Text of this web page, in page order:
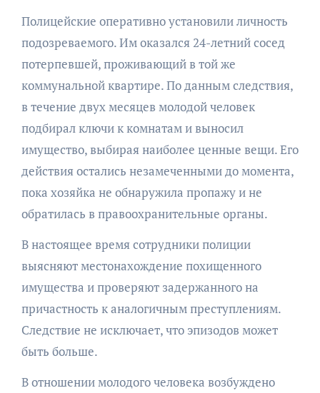
Полицейские оперативно установили личность
подозреваемого. Им оказался 24-летний сосед
потерпевшей, проживающий в той же
коммунальной квартире. По данным следствия,
в течение двух месяцев молодой человек
подбирал ключи к комнатам и выносил
имущество, выбирая наиболее ценные вещи. Его
действия остались незамеченными до момента,
пока хозяйка не обнаружила пропажу и не
обратилась в правоохранительные органы.
В настоящее время сотрудники полиции
выясняют местонахождение похищенного
имущества и проверяют задержанного на
причастность к аналогичным преступлениям.
Следствие не исключает, что эпизодов может
быть больше.
В отношении молодого человека возбуждено